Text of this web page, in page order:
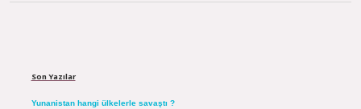
Son Yazılar
Yunanistan hangi ülkelerle savaştı ?